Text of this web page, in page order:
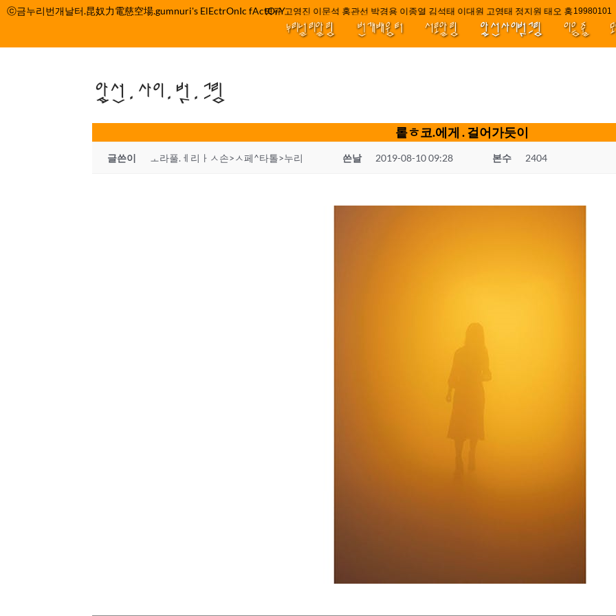
컨ⓒ금누리번개날터.昆奴力電慈空場.gumnuri's ElEctrOnIc fActOrY박정관 조명규 고영진 이문석 홍관선 박경용 이종열 김석태 이대원 고영태 정지원 태오 홍 최윤호
19980101
////
누리널리알림 번개배움터 서로알림 앞선사이벗그림 이음줄
앞선.사이.벗.그림
롵ㅎ코.에게 . 걸어가듯이
글쓴이 ㅗ라풀.ㅔ리ㅏㅅ손>ㅅ페^타톨>누리 쓴날 2019-08-10 09:28 본수 2404